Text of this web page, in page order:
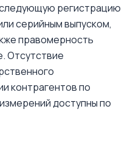
регистрацию
серийным выпуском,
правомерность
Отсутствие
контрагентов по
доступны по